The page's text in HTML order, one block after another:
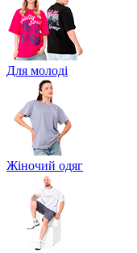
Для молоді
Жіночий одяг